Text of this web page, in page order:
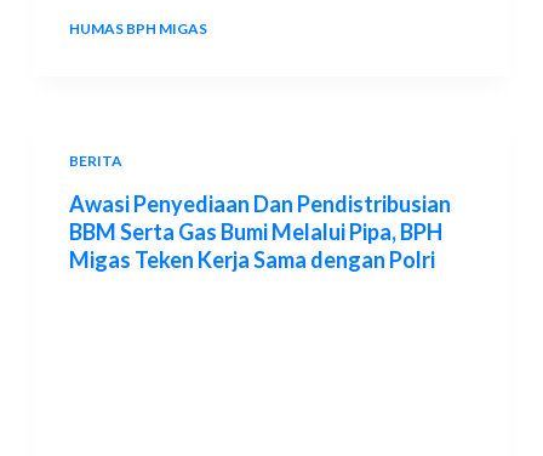
HUMAS BPH MIGAS
BERITA
Awasi Penyediaan Dan Pendistribusian
BBM Serta Gas Bumi Melalui Pipa, BPH
Migas Teken Kerja Sama dengan Polri